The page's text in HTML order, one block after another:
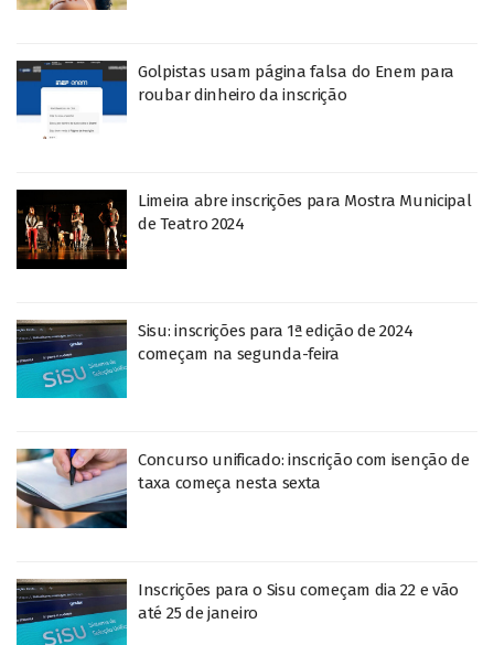
Golpistas usam página falsa do Enem para
roubar dinheiro da inscrição
Limeira abre inscrições para Mostra Municipal
de Teatro 2024
Sisu: inscrições para 1ª edição de 2024
começam na segunda-feira
Concurso unificado: inscrição com isenção de
taxa começa nesta sexta
Inscrições para o Sisu começam dia 22 e vão
até 25 de janeiro